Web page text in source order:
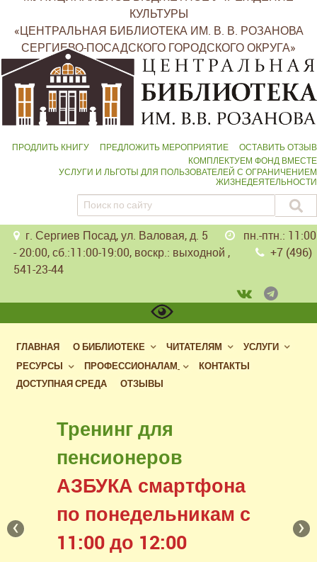
КУЛЬТУРЫ
«ЦЕНТРАЛЬНАЯ БИБЛИОТЕКА ИМ. В. В. РОЗАНОВА
СЕРГИЕВО-ПОСАДСКОГО ГОРОДСКОГО ОКРУГА»
ПРОДЛИТЬ КНИГУ ПРЕДЛОЖИТЬ МЕРОПРИЯТИЕ
ОСТАВИТЬ ОТЗЫВ
КОМПЛЕКТУЕМ ФОНД ВМЕСТЕ
УСЛУГИ И ЛЬГОТЫ ДЛЯ ПОЛЬЗОВАТЕЛЕЙ С ОГРАНИЧЕНИЕМ
ЖИЗНЕДЕЯТЕЛЬНОСТИ
г. Сергиев Посад, ул. Валовая, д. 5
пн.-птн.: 11:00
- 20:00, сб.:11:00-19:00, воскр.: выходной ,
+7 (496)
541-23-44
ГЛАВНАЯ О БИБЛИОТЕКЕ ЧИТАТЕЛЯМ
УСЛУГИ
РЕСУРСЫ
ПРОФЕССИОНАЛАМ
КОНТАКТЫ
ДОСТУПНАЯ СРЕДА
ОТЗЫВЫ
Бесплатный доступ
к фондам российских
библиотек
в нашем читальном зале
АФИША НА МЕСЯЦ
Тренинг для
пенсионеров
АЗБУКА смартфона
по понедельникам с
11:00 до 12:00
›
‹